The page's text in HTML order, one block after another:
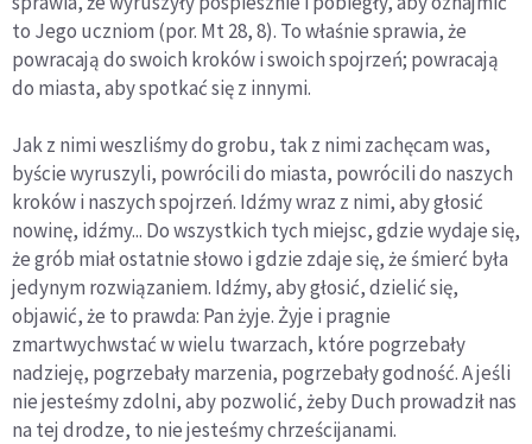
to Jego uczniom (por. Mt 28, 8). To właśnie sprawia, że
powracają do swoich kroków i swoich spojrzeń; powracają
do miasta, aby spotkać się z innymi.
Jak z nimi weszliśmy do grobu, tak z nimi zachęcam was,
byście wyruszyli, powrócili do miasta, powrócili do naszych
kroków i naszych spojrzeń. Idźmy wraz z nimi, aby głosić
nowinę, idźmy... Do wszystkich tych miejsc, gdzie wydaje się,
że grób miał ostatnie słowo i gdzie zdaje się, że śmierć była
jedynym rozwiązaniem. Idźmy, aby głosić, dzielić się,
objawić, że to prawda: Pan żyje. Żyje i pragnie
zmartwychwstać w wielu twarzach, które pogrzebały
nadzieję, pogrzebały marzenia, pogrzebały godność. A jeśli
nie jesteśmy zdolni, aby pozwolić, żeby Duch prowadził nas
na tej drodze, to nie jesteśmy chrześcijanami.